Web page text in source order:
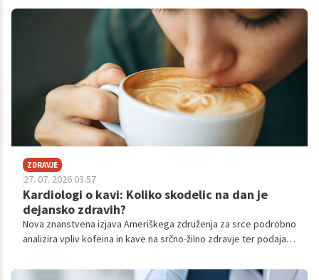
ledvice.
ZDRAVJE
27. 07. 2026 03.57
Kardiologi o kavi: Koliko skodelic na dan je
dejansko zdravih?
Nova znanstvena izjava Ameriškega združenja za srce podrobno
analizira vpliv kofeina in kave na srčno-žilno zdravje ter podaja